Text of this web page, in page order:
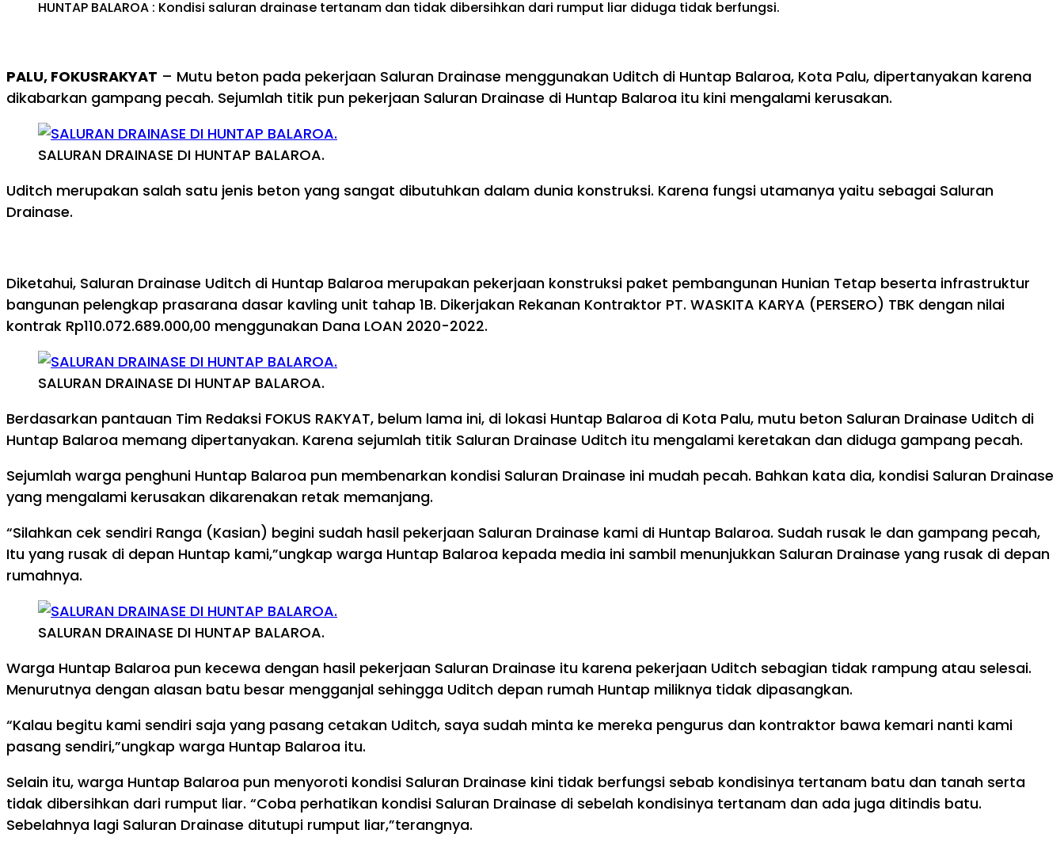
HUNTAP BALAROA : Kondisi saluran drainase tertanam dan tidak dibersihkan dari rumput liar diduga tidak berfungsi.
PALU, FOKUSRAKYAT – Mutu beton pada pekerjaan Saluran Drainase menggunakan Uditch di Huntap Balaroa, Kota Palu, dipertanyakan karena
dikabarkan gampang pecah. Sejumlah titik pun pekerjaan Saluran Drainase di Huntap Balaroa itu kini mengalami kerusakan.
SALURAN DRAINASE DI HUNTAP BALAROA.
Uditch merupakan salah satu jenis beton yang sangat dibutuhkan dalam dunia konstruksi. Karena fungsi utamanya yaitu sebagai Saluran
Drainase.
Diketahui, Saluran Drainase Uditch di Huntap Balaroa merupakan pekerjaan konstruksi paket pembangunan Hunian Tetap beserta infrastruktur
bangunan pelengkap prasarana dasar kavling unit tahap 1B. Dikerjakan Rekanan Kontraktor PT. WASKITA KARYA (PERSERO) TBK dengan nilai
kontrak Rp110.072.689.000,00 menggunakan Dana LOAN 2020-2022.
SALURAN DRAINASE DI HUNTAP BALAROA.
Berdasarkan pantauan Tim Redaksi FOKUS RAKYAT, belum lama ini, di lokasi Huntap Balaroa di Kota Palu, mutu beton Saluran Drainase Uditch di
Huntap Balaroa memang dipertanyakan. Karena sejumlah titik Saluran Drainase Uditch itu mengalami keretakan dan diduga gampang pecah.
Sejumlah warga penghuni Huntap Balaroa pun membenarkan kondisi Saluran Drainase ini mudah pecah. Bahkan kata dia, kondisi Saluran Drainase
yang mengalami kerusakan dikarenakan retak memanjang.
“Silahkan cek sendiri Ranga (Kasian) begini sudah hasil pekerjaan Saluran Drainase kami di Huntap Balaroa. Sudah rusak le dan gampang pecah,
Itu yang rusak di depan Huntap kami,”ungkap warga Huntap Balaroa kepada media ini sambil menunjukkan Saluran Drainase yang rusak di depan
rumahnya.
SALURAN DRAINASE DI HUNTAP BALAROA.
Warga Huntap Balaroa pun kecewa dengan hasil pekerjaan Saluran Drainase itu karena pekerjaan Uditch sebagian tidak rampung atau selesai.
Menurutnya dengan alasan batu besar mengganjal sehingga Uditch depan rumah Huntap miliknya tidak dipasangkan.
“Kalau begitu kami sendiri saja yang pasang cetakan Uditch, saya sudah minta ke mereka pengurus dan kontraktor bawa kemari nanti kami
pasang sendiri,”ungkap warga Huntap Balaroa itu.
Selain itu, warga Huntap Balaroa pun menyoroti kondisi Saluran Drainase kini tidak berfungsi sebab kondisinya tertanam batu dan tanah serta
tidak dibersihkan dari rumput liar. “Coba perhatikan kondisi Saluran Drainase di sebelah kondisinya tertanam dan ada juga ditindis batu.
Sebelahnya lagi Saluran Drainase ditutupi rumput liar,”terangnya.